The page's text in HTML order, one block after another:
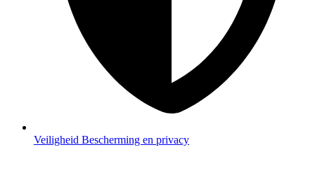
Veiligheid Bescherming en privacy